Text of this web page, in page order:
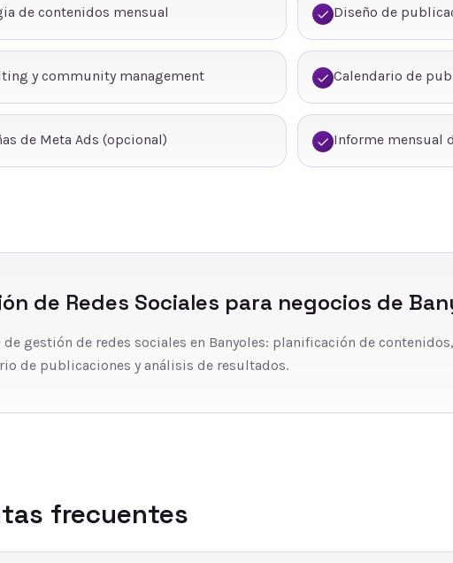
de contenidos mensual Diseño de
y community management Calendario de
de Meta Ads (opcional) Informe mensual
de Redes Sociales para negocios de
de gestión de redes sociales en Banyoles: planificación de
de publicaciones y análisis de resultados.
frecuentes